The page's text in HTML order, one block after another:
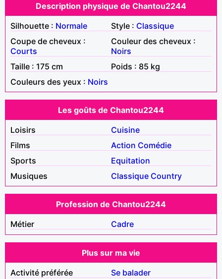
Description physique de Chantou2244
Silhouette : Normale Style : Classique
Coupe de cheveux :
Courts
Couleur des cheveux :
Noirs
Taille : 175 cm
Poids : 85 kg
Couleurs des yeux : Noirs
Les goûts de Chantou2244
Loisirs
Cuisine
Films
Action Comédie
Sports
Equitation
Musiques
Classique Country
Profession de Chantou2244
Métier
Cadre
Plus sur ma vie
Activité préférée
Se balader